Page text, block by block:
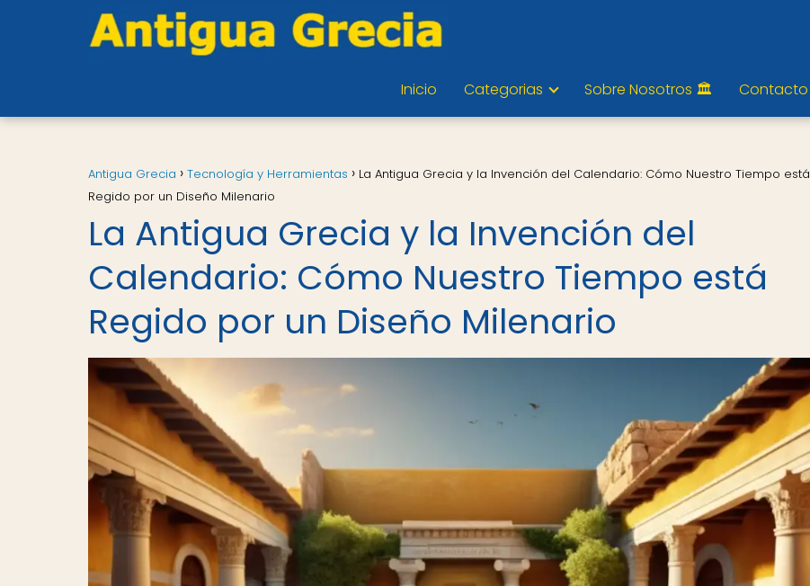
Inicio Categorias Sobre Nosotros 🏛️ Contacto
Antigua Grecia Tecnología y Herramientas
La Antigua Grecia y la Invención del Calendario: Cómo Nuestro Tiempo está
Regido por un Diseño Milenario
La Antigua Grecia y la Invención del
Calendario: Cómo Nuestro Tiempo está
Regido por un Diseño Milenario